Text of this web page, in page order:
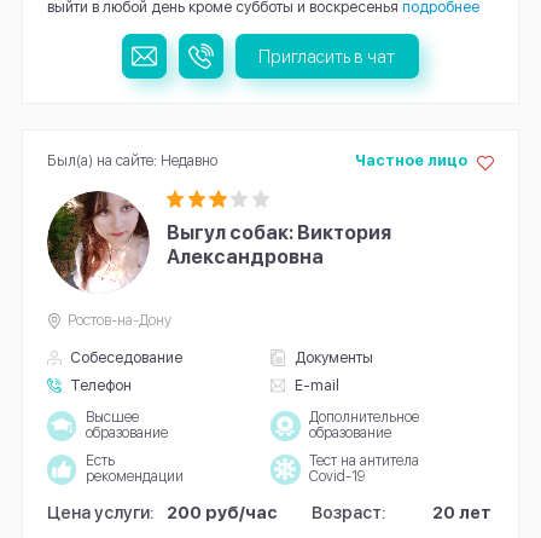
выйти в любой день кроме субботы и воскресенья подробнее
Пригласить в чат
Выгул собак: Виктория
Александровна
Собеседование
Документы
Телефон
E-mail
Частное лицо
Ростов-на-Дону
Высшее
образование
Дополнительное
образование
Есть
рекомендации
Тест на антитела
Covid-19
Цена услуги: 200 руб/час Возраст: 20 лет
Был(а) на сайте: Недавно